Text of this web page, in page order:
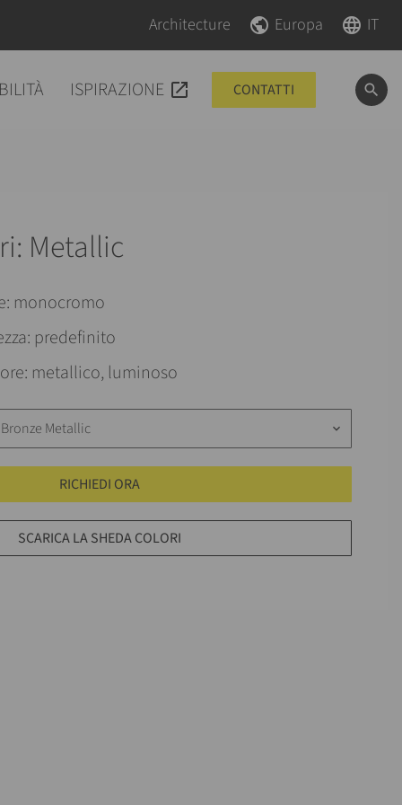
Salta la navigazione
Architecture Salta la navigazione Europa IT
ISPIRAZIONE CONTATTI
Metallic
monocromo
predefinito
metallico, luminoso
Metallic keyboard_arrow_down
RICHIEDI ORA
SCARICA LA SHEDA COLORI